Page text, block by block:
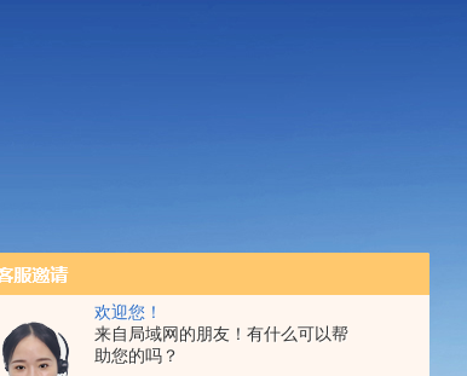
欢迎您！
来自局域网的朋友！有什么可以帮
助您的吗？